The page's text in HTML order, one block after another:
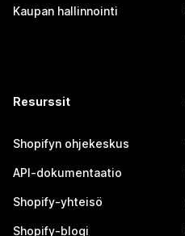
Kaupan hallinnointi
Resurssit
Shopifyn ohjekeskus
API-dokumentaatio
Shopify-yhteisö
Shopify-blogi